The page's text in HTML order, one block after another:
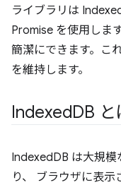
ライブラリは
Promise を使用しま
簡潔にできます。こ
を維持します。
IndexedDB と
IndexedDB は大規模
り、 ブラウザに表